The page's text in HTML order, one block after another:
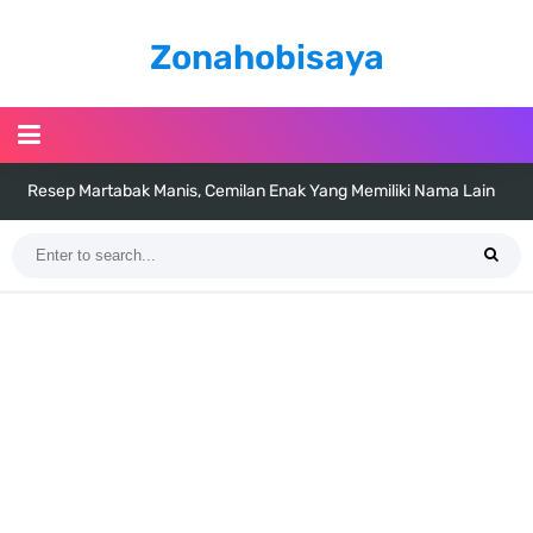
Zonahobisaya
Resep Martabak Manis, Cemilan Enak Yang Memiliki Nama Lain